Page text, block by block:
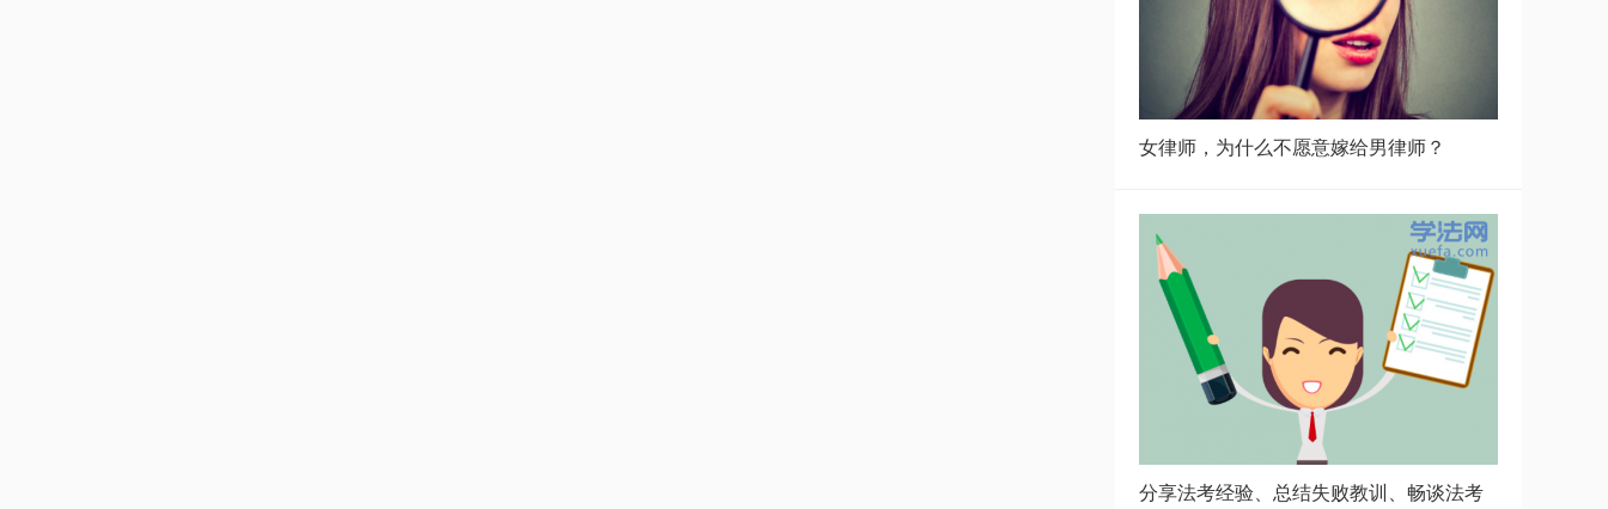
女律师，为什么不愿意嫁给男律师？
分享法考经验、总结失败教训、畅谈法考